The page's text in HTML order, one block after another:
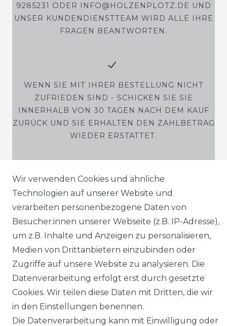
9285231 ODER INFO@HOLZENPLOTZ.DE UND
UNSER KUNDENDIENSTTEAM WIRD ALLE IHRE
FRAGEN BEANTWORTEN.
WENN SIE MIT IHRER BESTELLUNG NICHT
ZUFRIEDEN SIND - SCHICKEN SIE SIE
INNERHALB VON 30 TAGEN NACH DEM KAUF
ZURÜCK UND SIE ERHALTEN DEN ZAHLBETRAG
WIEDER ERSTATTET.
SHOP
MEIN KONTO
SERVICE
Holzenplotz
Wir verwenden Cookies und ähnliche
Technologien auf unserer Website und
verarbeiten personenbezogene Daten von
Besucher:innen unserer Webseite (z.B. IP-Adresse),
um z.B. Inhalte und Anzeigen zu personalisieren,
Medien von Drittanbietern einzubinden oder
Zugriffe auf unsere Website zu analysieren. Die
Datenverarbeitung erfolgt erst durch gesetzte
Cookies. Wir teilen diese Daten mit Dritten, die wir
in den Einstellungen benennen.
Die Datenverarbeitung kann mit Einwilligung oder